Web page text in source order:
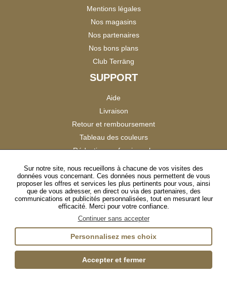
Mentions légales
Nos magasins
Nos partenaires
Nos bons plans
Club Terräng
SUPPORT
Aide
Livraison
Retour et remboursement
Tableau des couleurs
Réduction professionnels
Satisfaction Clients
SUIVEZ-NOUS
InstagramTikTokFacebookYouTubeLinkedIn
Gestion des cookies
Sur notre site, nous recueillons à chacune de vos visites des
données vous concernant. Ces données nous permettent de vous
proposer les offres et services les plus pertinents pour vous, ainsi
que de vous adresser, en direct ou via des partenaires, des
communications et publicités personnalisées, tout en mesurant leur
efficacité. Merci pour votre confiance.
Continuer sans accepter
Personnalisez mes choix
Accepter et fermer